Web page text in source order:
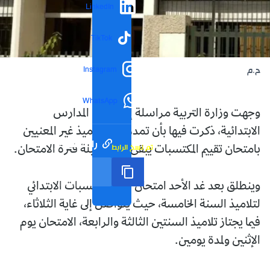
LinkedIn
TikTok
Instagram
WhatsApp
رابط مختصر تم نسخ الرابط
ح.م
وجهت وزارة التربية مراسلة إلى مدراء المدارس
الابتدائية، ذكرت فيها بأن تمدرس التلاميذ غير المعنيين
بامتحان تقييم المكتسبات يبقى عادي طيلة فترة الامتحان.
وينطلق بعد غد الأحد امتحان تقييم مكتسبات الابتدائي
لتلاميذ السنة الخامسة، حيث يتواصل إلى غاية الثلاثاء،
فيما يجتاز تلاميذ السنتين الثالثة والرابعة، الامتحان يوم
الإثنين ولمدة يومين.